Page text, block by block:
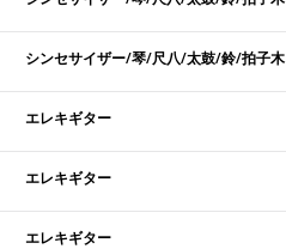
シンセサイザー/琴/尺八/太鼓/鈴/拍子木
エレキギター
エレキギター
エレキギター